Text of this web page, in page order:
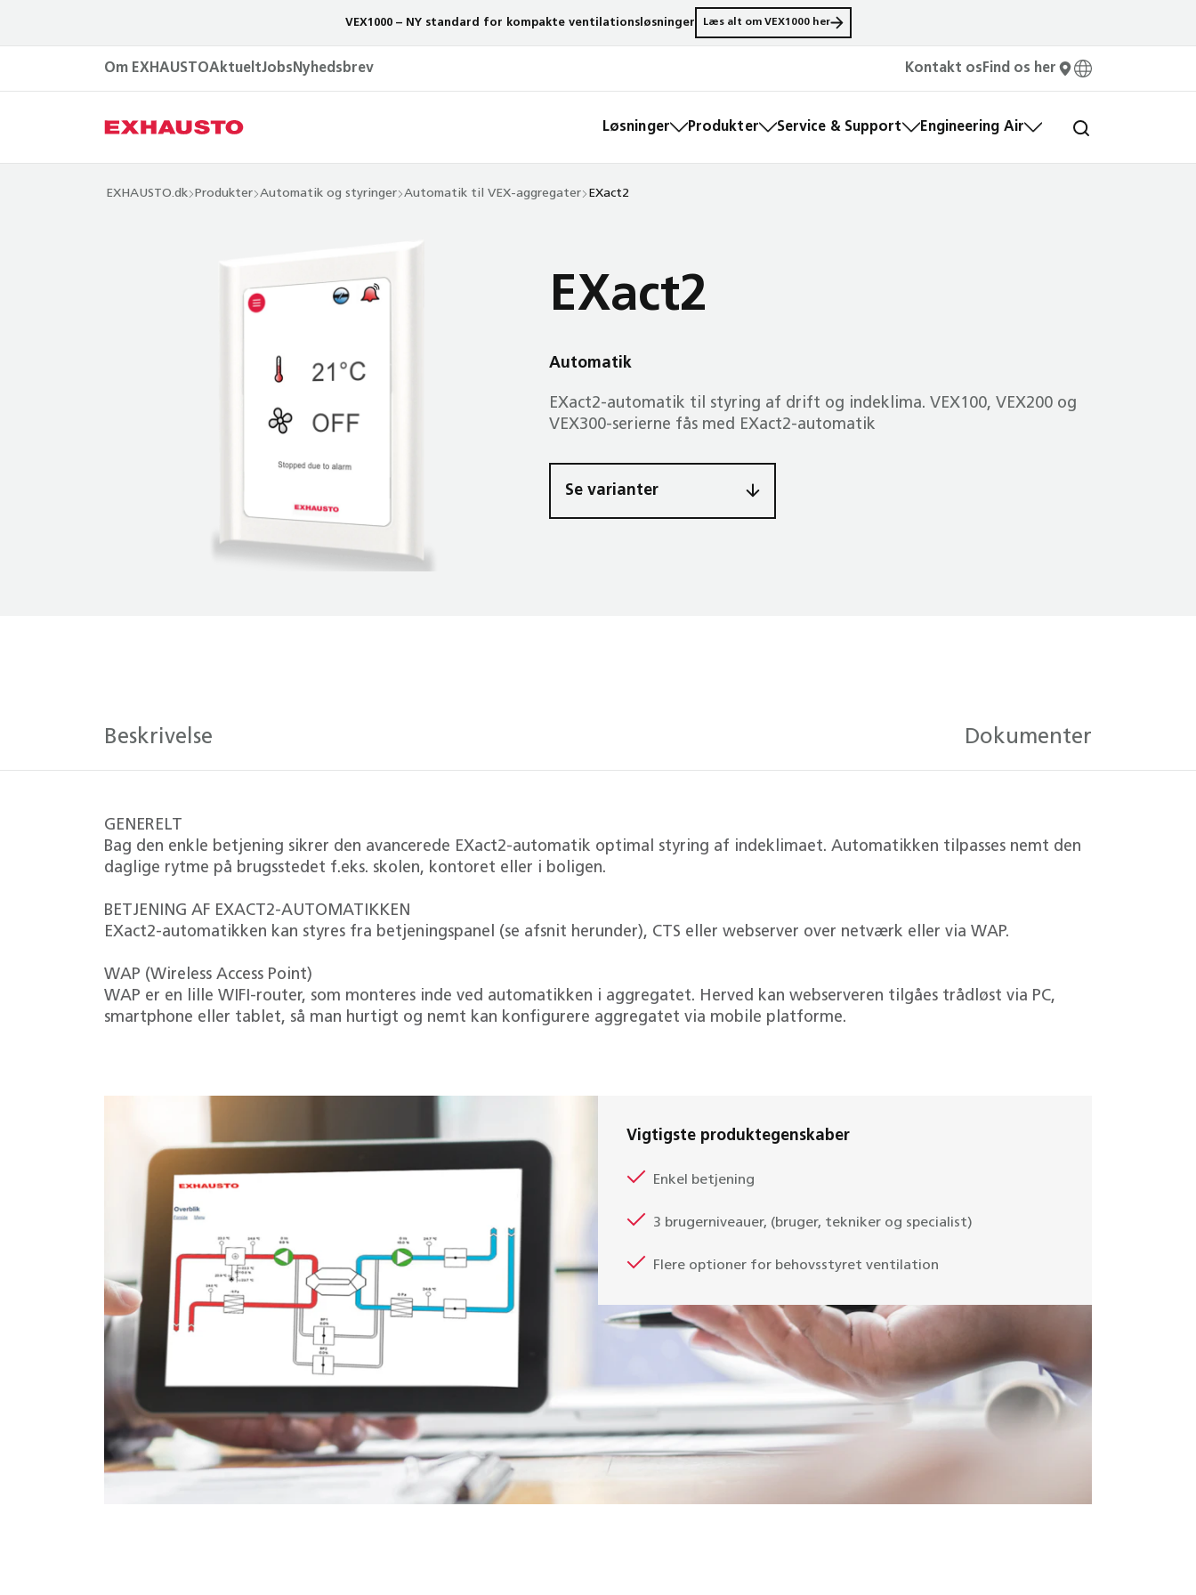
VEX1000 – NY standard for kompakte ventilationsløsninger Læs alt om VEX1000 her
Om EXHAUSTOAktueltJobs Nyhedsbrev Kontakt os Find os her
Løsninger Produkter Service & Support Engineering Air
EXHAUSTO.dk Produkter Automatik og styringer Automatik til VEX-aggregater EXact2
EXact2
Automatik
EXact2-automatik til styring af drift og indeklima. VEX100, VEX200 og
VEX300-serierne fås med EXact2-automatik
Se varianter
Beskrivelse Dokumenter
GENERELT
Bag den enkle betjening sikrer den avancerede EXact2-automatik optimal styring af indeklimaet. Automatikken tilpasses nemt den
daglige rytme på brugsstedet f.eks. skolen, kontoret eller i boligen.
BETJENING AF EXACT2-AUTOMATIKKEN
EXact2-automatikken kan styres fra betjeningspanel (se afsnit herunder), CTS eller webserver over netværk eller via WAP.
WAP (Wireless Access Point)
WAP er en lille WIFI-router, som monteres inde ved automatikken i aggregatet. Herved kan webserveren tilgåes trådløst via PC,
smartphone eller tablet, så man hurtigt og nemt kan konfigurere aggregatet via mobile platforme.
Vigtigste produktegenskaber
Enkel betjening
3 brugerniveauer, (bruger, tekniker og specialist)
Flere optioner for behovsstyret ventilation